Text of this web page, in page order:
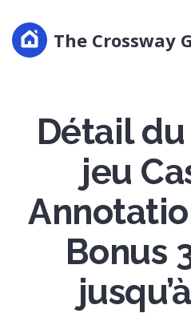
The Crossway
Détail
jeu
Bonus